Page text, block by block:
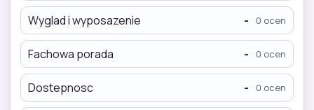
Wyglad i wyposazenie - 0 ocen
Fachowa porada - 0 ocen
Dostepnosc - 0 ocen